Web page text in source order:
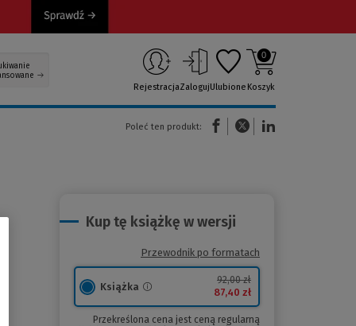
RejestracjaZalogujUlubione
0
Koszyk
Poleć ten produkt:
(Nowe okno)(Link do innej strony)
Kup tę książkę w wersji
Przewodnik po formatach
Książka
92,00 zł
87,40 zł
Przekreślona cena jest ceną regularną